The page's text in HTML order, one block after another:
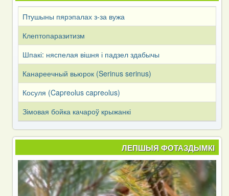
Птушыны пярэпалах з-за вужа
Клептопаразитизм
Шпакі: няспелая вішня і падзел здабычы
Канареечный вьюрок (Serinus serinus)
Косуля (Capreоlus capreоlus)
Зімовая бойка качароў крыжанкі
ЛЕПШЫЯ ФОТАЗДЫМКІ